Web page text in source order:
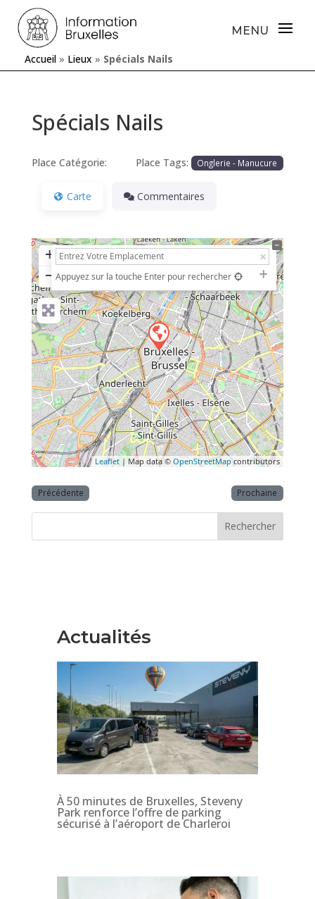
Accueil » Lieux » Spécials Nails
Spécials Nails
Place Catégorie: Place Tags: Onglerie - Manucure
Carte Commentaires
+
− Appuyez sur la touche Enter pour rechercher
Leaflet | Map data ©OpenStreetMapcontributors
Précédente Prochaine
Rechercher
Actualités
À 50 minutes de Bruxelles, Steveny
Park renforce l’offre de parking
sécurisé à l’aéroport de Charleroi